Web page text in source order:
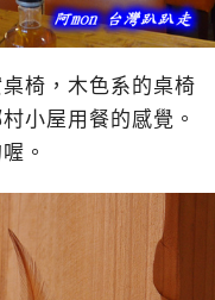
椅，木色系的桌椅
小屋用餐的感覺。
。